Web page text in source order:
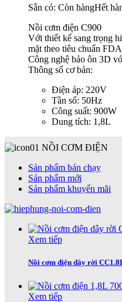
Sẵn có: Còn hàngHết
Nồi cơm điện C900
Với thiết kế sang trọng
mặt theo tiêu chuẩn
Công nghệ bảo ôn 3D
Thông số cơ bản:
Điện áp: 220V
Tần số: 50Hz
Công suất: 900W
Dung tích: 1,8L
NỒI CƠM ĐIỆN
Sản phẩm bán chạy
Sản phẩm mới
Sản phẩm khuyến mãi
Xem tiếp
Nồi cơm điện dây rời
Xem tiếp